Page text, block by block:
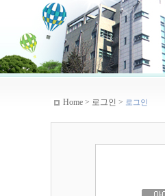
Home > 로그인 > 로그인